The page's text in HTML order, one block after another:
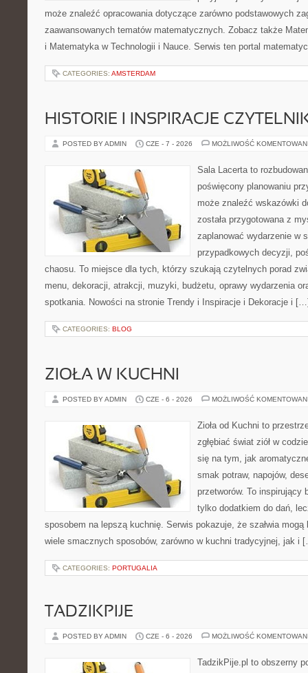
może znaleźć opracowania dotyczące zarówno podstawowych
zaawansowanych tematów matematycznych. Zobacz także
i Matematyka w Technologii i Nauce. Serwis ten portal
CATEGORIES: AMSTERDAM
HISTORIE I INSPIRACJE
POSTED BY ADMIN CZE - 7 - 2026 MOŻLIWOŚĆ
Sala Lacerta to
poświęcony planowaniu
może znaleźć wskazówki
została przygotowana z
zaplanować wydarzenie w
przypadkowych decyzji,
chaosu. To miejsce dla tych, którzy szukają czytelnych porad
menu, dekoracji, atrakcji, muzyki, budżetu, oprawy wydarzenia
spotkania. Nowości na stronie Trendy i Inspiracje i Dekoracje i
CATEGORIES: BLOG
ZIOŁA W KUCHNI
POSTED BY ADMIN CZE - 6 - 2026 MOŻLIWOŚĆ
Zioła od Kuchni to
zgłębiać świat ziół w
się na tym, jak
smak potraw, napojów,
przetworów. To inspirujący
tylko dodatkiem do dań,
sposobem na lepszą kuchnię. Serwis pokazuje, że szałwia
wiele smacznych sposobów, zarówno w kuchni tradycyjnej, jak i
CATEGORIES: PORTUGALIA
TADZIKPIJE
POSTED BY ADMIN CZE - 6 - 2026 MOŻLIWOŚĆ
TadzikPije.pl to obszerny